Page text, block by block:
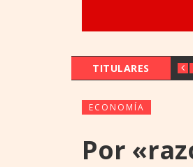
TITULARES
ECONOMÍA
Por